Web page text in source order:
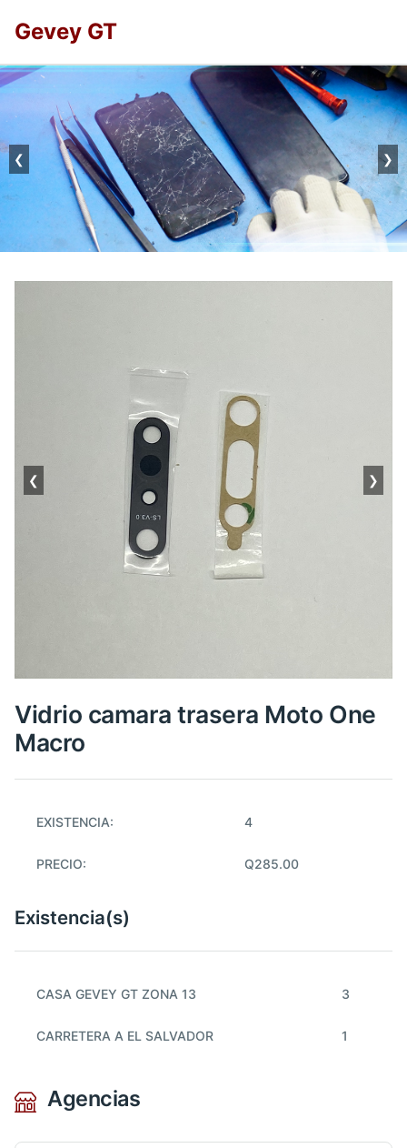
Gevey GT
❮ ❯
❮ ❯
Vidrio camara trasera Moto One
Macro
EXISTENCIA: 4
PRECIO: Q285.00
Existencia(s)
CASA GEVEY GT ZONA 13 3
CARRETERA A EL SALVADOR 1
Agencias